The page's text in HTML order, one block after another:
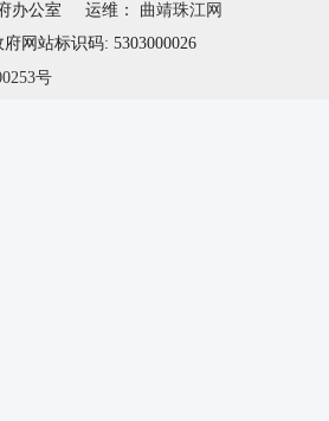
办公室
运维： 曲靖珠江网
府网站标识码: 5303000026
号